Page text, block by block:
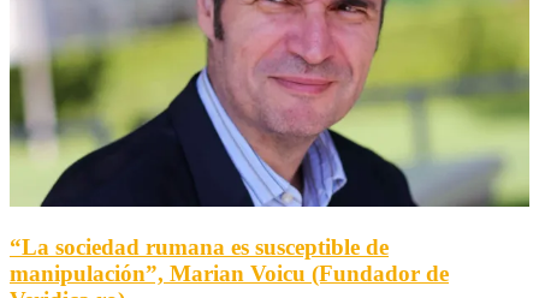
“La sociedad rumana es susceptible de
manipulación”, Marian Voicu (Fundador de